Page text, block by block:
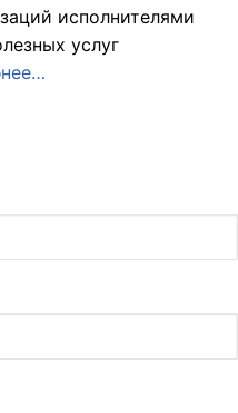
исполнителями
услуг